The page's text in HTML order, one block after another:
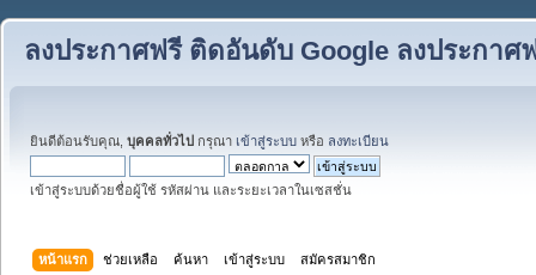
ลงประกาศฟรี ติดอันดับ Google ลงประกาศ
ยินดีต้อนรับคุณ, บุคคลทั่วไป กรุณา เข้าสู่ระบบ หรือ ลงทะเบียน
เข้าสู่ระบบด้วยชื่อผู้ใช้ รหัสผ่าน และระยะเวลาในเซสชั่น
หน้าแรก ช่วยเหลือ ค้นหา เข้าสู่ระบบ สมัครสมาชิก